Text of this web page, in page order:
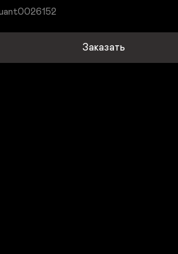
Заказать